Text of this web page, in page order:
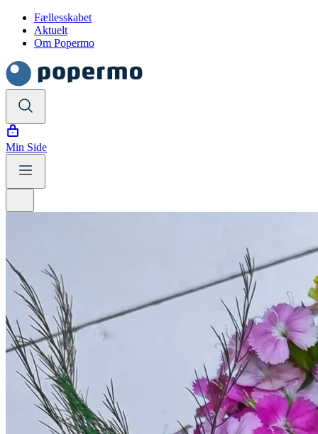
Fællesskabet
Aktuelt
Om Popermo
Min Side